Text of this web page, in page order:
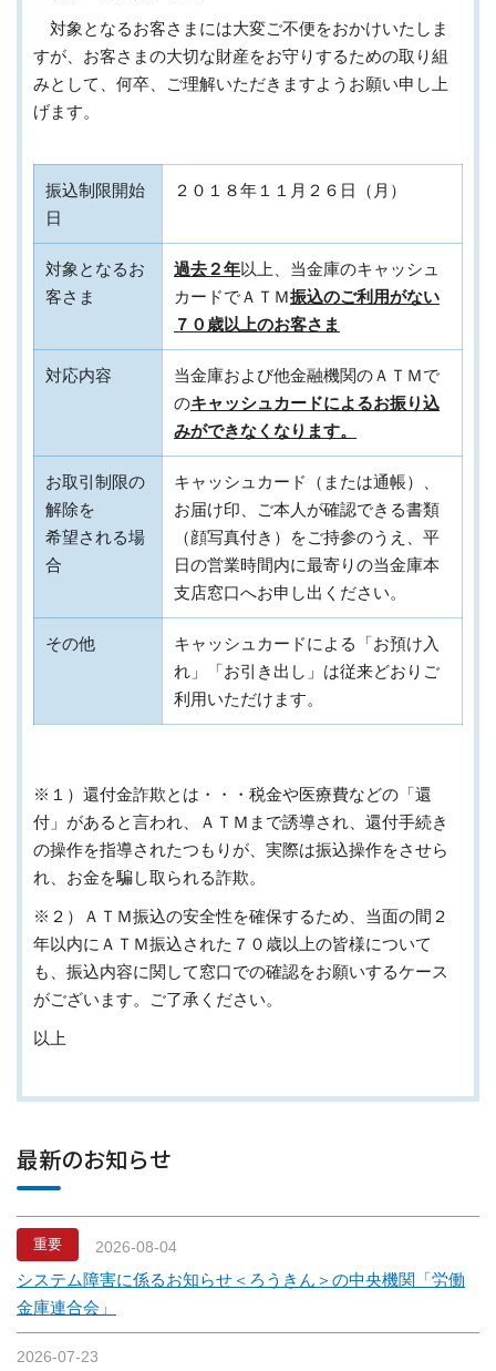
対象となるお客さまには大変ご不便をおかけいたしま
すが、お客さまの大切な財産をお守りするための取り組
みとして、何卒、ご理解いただきますようお願い申し上
げます。
振込制限開始
日
２０１８年１１月２６日（月）
対象となるお
客さま
過去２年以上、当金庫のキャッシュ
カードでＡＴＭ振込のご利用がない
７０歳以上のお客さま
対応内容
当金庫および他金融機関のＡＴＭで
のキャッシュカードによるお振り込
みができなくなります。
お取引制限の
解除を
希望される場
合
キャッシュカード（または通帳）、
お届け印、ご本人が確認できる書類
（顔写真付き）をご持参のうえ、平
日の営業時間内に最寄りの当金庫本
支店窓口へお申し出ください。
その他
キャッシュカードによる「お預け入
れ」「お引き出し」は従来どおりご
利用いただけます。
※１）還付金詐欺とは・・・税金や医療費などの「還
付」があると言われ、ＡＴＭまで誘導され、還付手続き
の操作を指導されたつもりが、実際は振込操作をさせら
れ、お金を騙し取られる詐欺。
※２）ＡＴＭ振込の安全性を確保するため、当面の間２
年以内にＡＴＭ振込された７０歳以上の皆様について
も、振込内容に関して窓口での確認をお願いするケース
がございます。ご了承ください。
以上
最新のお知らせ
重要 2026-08-04
システム障害に係るお知らせ＜ろうきん＞の中央機関「労働
金庫連合会」
2026-07-23